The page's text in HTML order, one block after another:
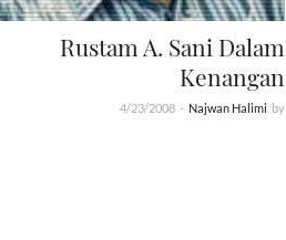
Rustam A. Sani Dalam
Kenangan
by
Najwan Halimi
-
4/23/2008